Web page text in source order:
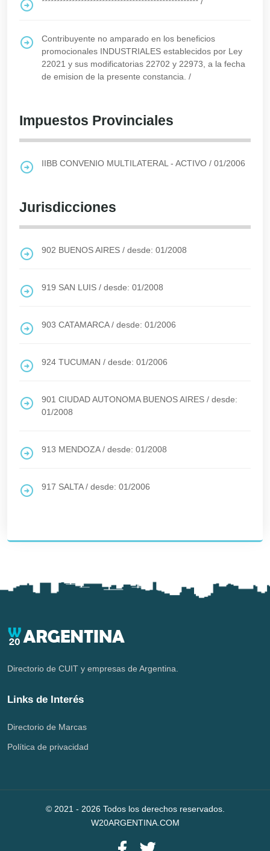
Contribuyente no amparado en los beneficios
promocionales INDUSTRIALES establecidos por Ley
22021 y sus modificatorias 22702 y 22973, a la fecha
de emision de la presente constancia. /
Impuestos Provinciales
IIBB CONVENIO MULTILATERAL - ACTIVO / 01/2006
Jurisdicciones
902 BUENOS AIRES / desde: 01/2008
919 SAN LUIS / desde: 01/2008
903 CATAMARCA/ desde: 01/2006
924 TUCUMAN / desde: 01/2006
901 CIUDAD AUTONOMA BUENOS AIRES / desde:
01/2008
913 MENDOZA/ desde: 01/2008
917 SALTA/ desde: 01/2006
Directorio de CUIT y empresas de Argentina.
Links de Interés
Directorio de Marcas
Política de privacidad
© 2021 - 2026 Todos los derechos reservados.
W20ARGENTINA.COM